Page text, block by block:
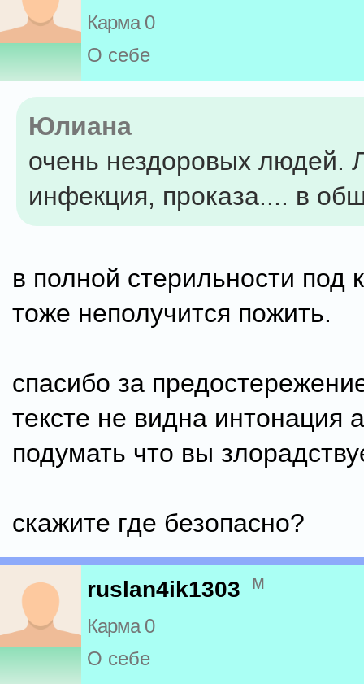
Карма 0
О себе
Юлиана
очень нездоровых людей.
инфекция, проказа.... в
в полной стерильности под
тоже неполучится пожить.
спасибо за
тексте не видна интонация
подумать что вы
скажите где безопасно?
ruslan4ik1303 м
Карма 0
О себе